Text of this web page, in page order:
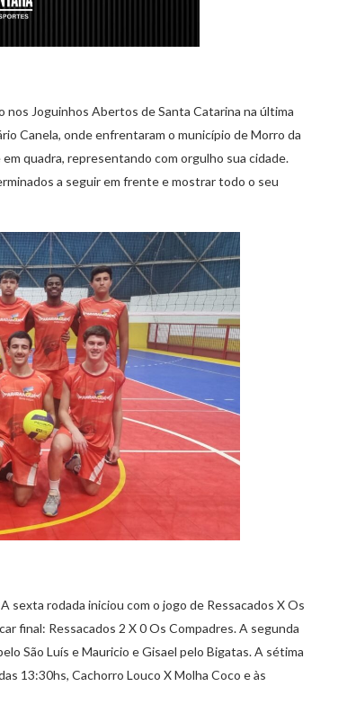
nos Joguinhos Abertos de Santa Catarina na última
Canela, onde enfrentaram o município de Morro da
quadra, representando com orgulho sua cidade.
a seguir em frente e mostrar todo o seu
rodada iniciou com o jogo de Ressacados X Os
final: Ressacados 2 X 0 Os Compadres. A segunda
São Luís e Mauricio e Gisael pelo Bigatas. A sétima
13:30hs, Cachorro Louco X Molha Coco e às